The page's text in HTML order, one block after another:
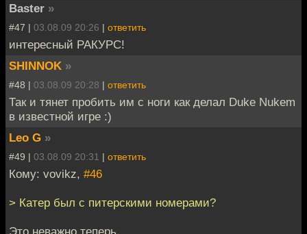
Baster »
#47 | 03.08.09 20:26 | ответить
интересный РАКУРС!
SHINNOK »
#48 | 03.08.09 20:28 | ответить
Так и тянет пробить им с ноги как делал Duke Nukem
в известной игре :)
Leo G »
#49 | 03.08.09 20:31 | ответить
Кому: vovikz, #46
> Катер был с питерскими номерами?
Это неважно теперь.